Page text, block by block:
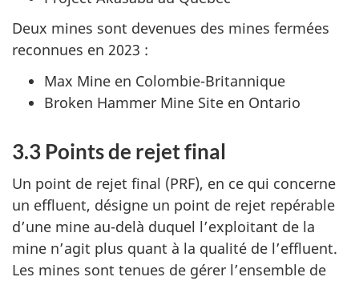
Deux mines sont devenues des mines fermées
reconnues en 2023 :
Max Mine en Colombie-Britannique
Broken Hammer Mine Site en Ontario
3.3 Points de rejet final
Un point de rejet final (PRF), en ce qui concerne
un effluent, désigne un point de rejet repérable
d’une mine au-delà duquel l’exploitant de la
mine n’agit plus quant à la qualité de l’effluent.
Les mines sont tenues de gérer l’ensemble de